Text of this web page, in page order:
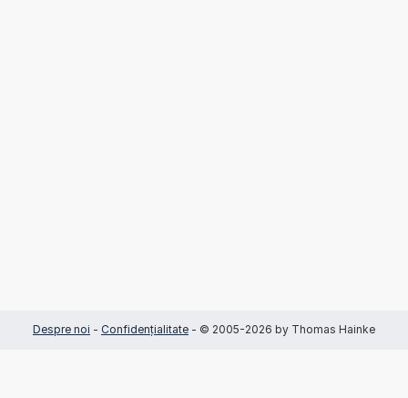
Despre noi - Confidențialitate - © 2005-2026 by Thomas Hainke